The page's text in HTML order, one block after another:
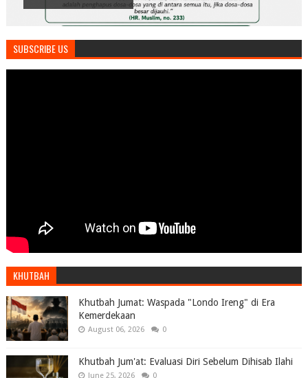
SUBSCRIBE US
KHUTBAH
Khutbah Jumat: Waspada "Londo Ireng" di Era
Kemerdekaan
August 06, 2026 0
Khutbah Jum'at: Evaluasi Diri Sebelum Dihisab Ilahi
June 25, 2026 0